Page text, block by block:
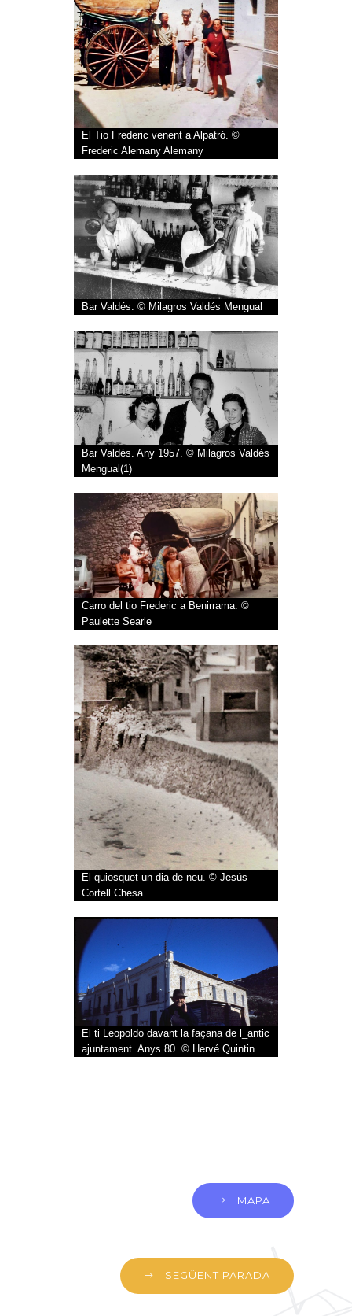
El Tio Frederic venent a Alpatró. ©
Frederic Alemany Alemany
Bar Valdés. © Milagros Valdés Mengual
Bar Valdés. Any 1957. © Milagros Valdés
Mengual(1)
Carro del tio Frederic a Benirrama. ©
Paulette Searle
El quiosquet un dia de neu. © Jesús
Cortell Chesa
El ti Leopoldo davant la façana de l_antic
ajuntament. Anys 80. © Hervé Quintin
MAPA
SEGÜENT PARADA